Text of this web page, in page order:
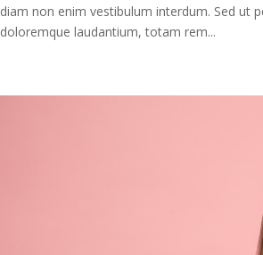
diam non enim vestibulum interdum. Sed ut
doloremque laudantium, totam rem...